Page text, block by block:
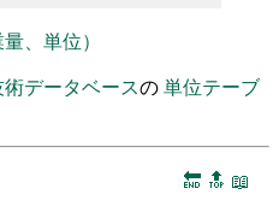
、単位）
データベースの単位テーブ
🔚 🔝 📖